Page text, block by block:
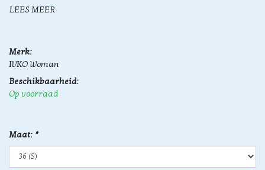
LEES MEER
Merk:
IVKO Woman
Beschikbaarheid:
Op voorraad
Maat: *